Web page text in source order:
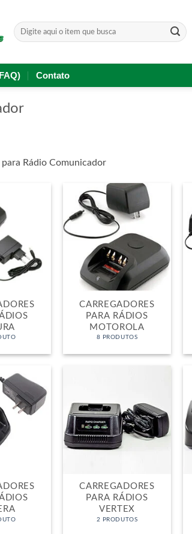
Pesquisar
por:
Contato
Rádio Comunicador
CARREGADORES
PARA RÁDIOS
MOTOROLA
8 PRODUTOS
CARREGADORES
PARA RÁDIOS
VERTEX
2 PRODUTOS